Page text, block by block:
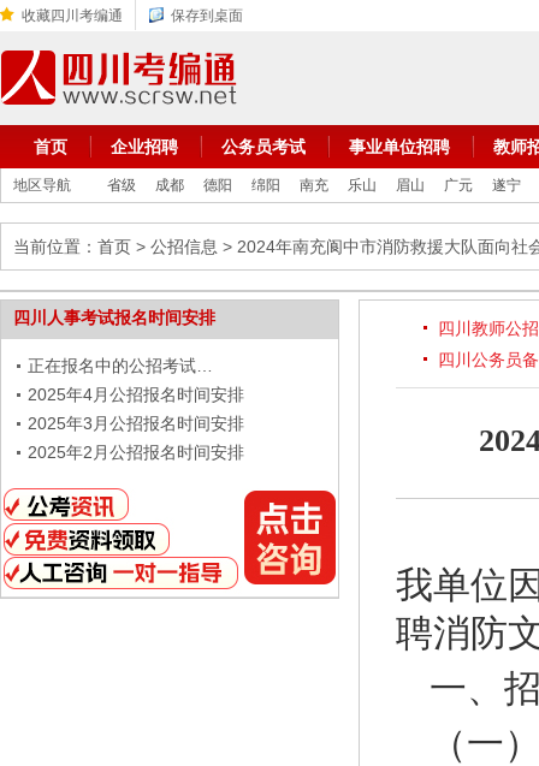
收藏四川考编通 保存到桌面
首页 企业招聘 公务员考试 事业单位招聘 教师
地区导航 省级 成都 德阳 绵阳 南充 乐山 眉山 广元 遂宁
当前位置： 首页 > 公招信息 > 2024年南充阆中市消防救援大队面向社
四川人事考试报名时间安排
正在报名中的公招考试…
2025年4月公招报名时间安排
2025年3月公招报名时间安排
2025年2月公招报名时间安排
四川教师公
四川公务员
我单位
聘消防
一、
（一